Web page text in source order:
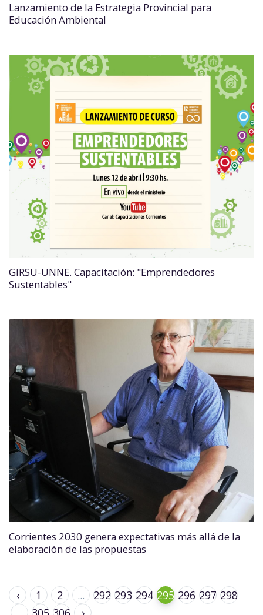
Lanzamiento de la Estrategia Provincial para
Educación Ambiental
GIRSU-UNNE. Capacitación: "Emprendedores
Sustentables"
Corrientes 2030 genera expectativas más allá de la
elaboración de las propuestas
‹ 1 2 ... 292 293 294 295 296 297 298